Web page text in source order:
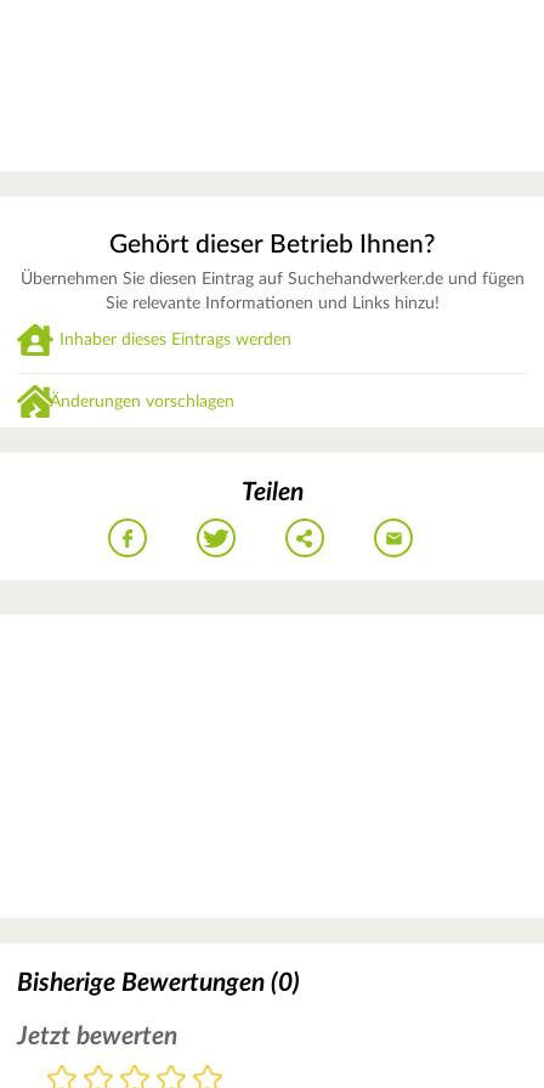
Gehört dieser Betrieb Ihnen?
Übernehmen Sie diesen Eintrag auf Suchehandwerker.de und fügen
Sie relevante Informationen und Links hinzu!
Inhaber dieses Eintrags werden
Änderungen vorschlagen
Teilen
Bisherige Bewertungen (0)
Jetzt bewerten
Bewertung
5
4
3
2
1